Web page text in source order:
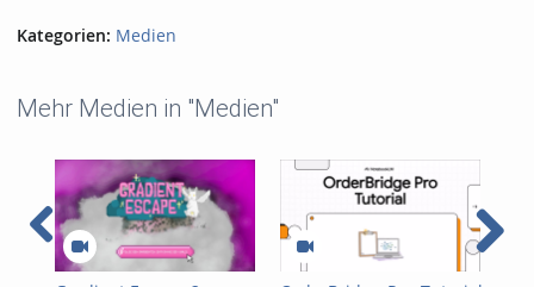
Kategorien: Medien
Mehr Medien in "Medien"